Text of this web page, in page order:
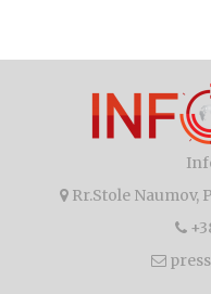
Rr.Stole Naumov,